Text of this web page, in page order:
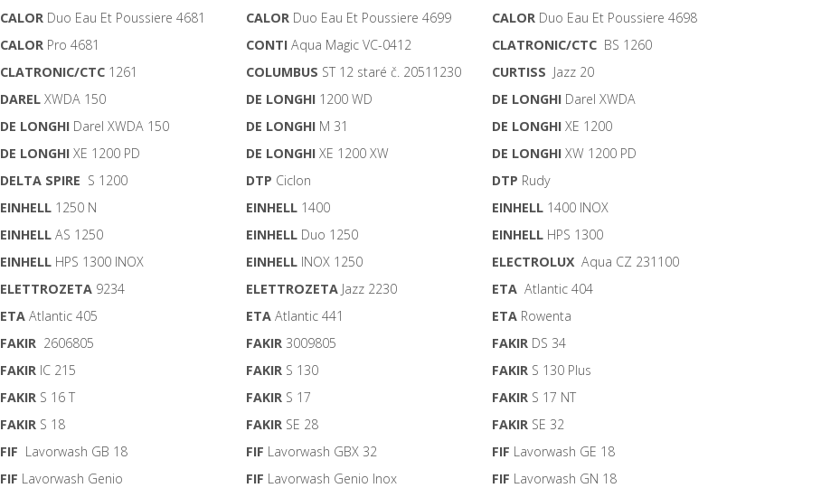
CALORDuo Eau Et Poussiere 4681 CALORDuo Eau Et Poussiere 4699 CALOR Duo Eau Et Poussiere 4698
CALORPro 4681 CONTIAqua Magic VC-0412 CLATRONIC/CTC BS 1260
CLATRONIC/CTC1261 COLUMBUS ST 12 staré č. 20511230 CURTISS Jazz 20
DARELXWDA 150 DE LONGHI1200 WD DE LONGHI Darel XWDA
DE LONGHIDarel XWDA 150 DE LONGHIM 31 DE LONGHI XE 1200
DE LONGHIXE 1200 PD DE LONGHIXE 1200 XW DE LONGHI XW 1200 PD
DELTA SPIRE S 1200 DTP Ciclon DTP Rudy
EINHELL1250 N EINHELL1400 EINHELL 1400 INOX
EINHELLAS 1250 EINHELLDuo 1250 EINHELL HPS 1300
EINHELLHPS 1300 INOX EINHELLINOX 1250 ELECTROLUXAqua CZ 231100
ELETTROZETA9234 ELETTROZETAJazz 2230 ETA Atlantic 404
ETAAtlantic 405 ETAAtlantic 441 ETA Rowenta
FAKIR2606805 FAKIR3009805 FAKIR DS 34
FAKIRIC 215 FAKIRS 130 FAKIR S 130 Plus
FAKIRS 16 T FAKIRS 17 FAKIR S 17 NT
FAKIRS 18 FAKIRSE 28 FAKIR SE 32
FIF Lavorwash GB 18 FIF Lavorwash GBX 32 FIF Lavorwash GE 18
FIF Lavorwash Genio FIF Lavorwash Genio Inox FIF Lavorwash GN 18